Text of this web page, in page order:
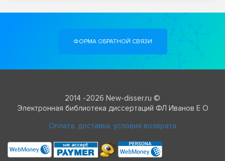
ФОРМА ОБРАТНОЙ СВЯЗИ
2014 -2026 New-disser.ru ©
Электронная библиотека диссертаций ФЛ Иванов Е О
Оплата, доставка, условия возврата